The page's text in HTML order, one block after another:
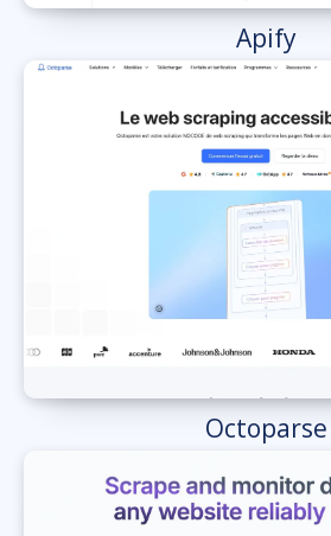
Apify
Octoparse